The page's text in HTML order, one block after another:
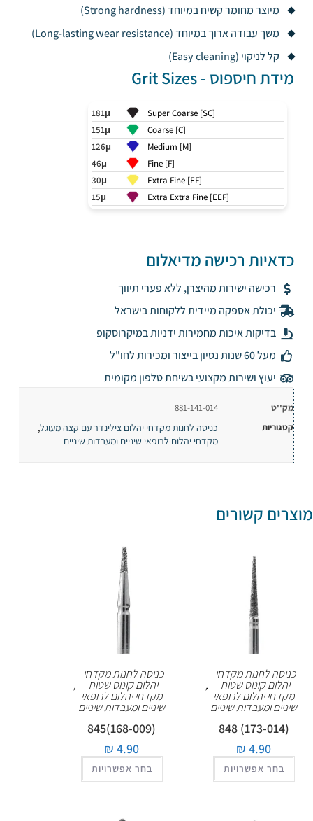
מיוצר מחומר קשיח במיוחד (Strong hardness)
משך עבודה ארוך במיוחד (Long-lasting wear resistance)
קל לניקוי (Easy cleaning)
מידת חיספוס - Grit Sizes
181μ
Super Coarse [SC]
151μ
Coarse [C]
126μ
Medium [M]
46μ
Fine [F]
30μ
Extra Fine [EF]
15μ
Extra Extra Fine [EEF]
כדאיות רכישה מדיאלום
רכישה ישירות מהיצרן, ללא פערי תיווך
יכולת אספקה מיידית ללקוחות בישראל
בדיקות איכות מחמירות ידניות במיקרוסקופ
מעל 60 שנות נסיון בייצור ומכירות לחו"ל
יעוץ ושירות מקצועי בשיחת טלפון מקומית
מק''ט
881-141-014
קטגוריות
כניסה לחנות מקדחי יהלום צילינדר עם קצה מעוגל,
מקדחי יהלום לרופאי שיניים ומעבדות שיניים
מוצרים קשורים
כניסה לחנות מקדחי
יהלום קונוס שטוח ,
מקדחי יהלום לרופאי
שיניים ומעבדות שיניים
(173-014) 848
₪ 4.90
בחר אפשרויות
כניסה לחנות מקדחי
יהלום קונוס שטוח ,
מקדחי יהלום לרופאי
שיניים ומעבדות שיניים
(168-009)845
₪ 4.90
בחר אפשרויות